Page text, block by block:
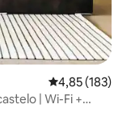
4,85 de uma
4,85 (183)
| Wi-Fi +